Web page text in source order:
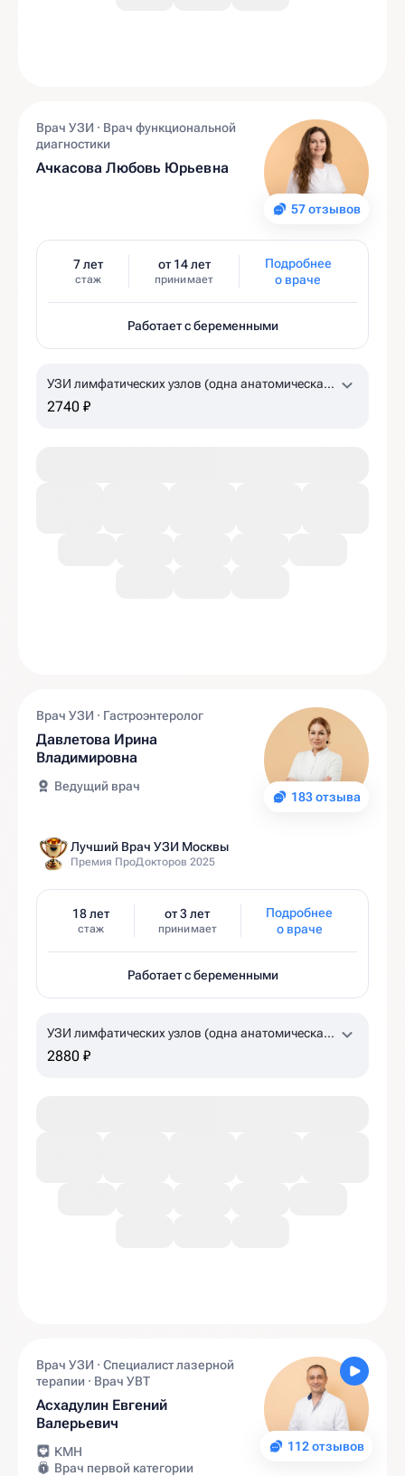
57 отзывов
Врач УЗИ · Врач функциональной
диагностики
Ачкасова Любовь Юрьевна
7 лет
стаж
от 14 лет
принимает
Подробнее
о враче
Работает с беременными
УЗИ лимфатических узлов (одна анатомическая
зона)
2740 ₽
183 отзыва
Врач УЗИ · Гастроэнтеролог
Давлетова Ирина
Владимировна
Ведущий врач
Лучший Врач УЗИ Москвы
Премия ПроДокторов 2025
18 лет
стаж
от 3 лет
принимает
Подробнее
о враче
Работает с беременными
УЗИ лимфатических узлов (одна анатомическая
зона)
2880 ₽
112 отзывов
Врач УЗИ · Специалист лазерной
терапии · Врач УВТ
Асхадулин Евгений
Валерьевич
КМН
Врач первой категории